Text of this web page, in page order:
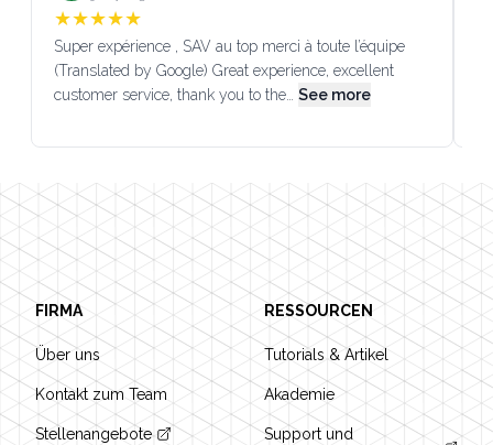
★★★★★
Super expérience , SAV au top merci à toute l’équipe
(Translated by Google) Great experience, excellent
customer service, thank you to the… See more
Footer
FIRMA
Über uns
Kontakt zum Team
Stellenangebote
RESSOURCEN
Tutorials & Artikel
Akademie
Support und